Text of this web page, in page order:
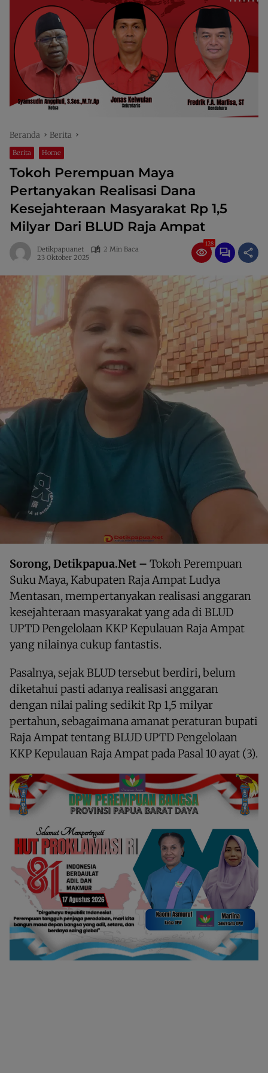
Beranda Berita
Berita Home
Tokoh Perempuan Maya
Pertanyakan Realisasi Dana
Kesejahteraan Masyarakat Rp 1,5
Milyar Dari BLUD Raja Ampat
Detikpapuanet
2 Min Baca
23 Oktober 2025
128
Sorong, Detikpapua.Net – Tokoh Perempuan
Suku Maya, Kabupaten Raja Ampat Ludya
Mentasan, mempertanyakan realisasi anggaran
kesejahteraan masyarakat yang ada di BLUD
UPTD Pengelolaan KKP Kepulauan Raja Ampat
yang nilainya cukup fantastis.
Pasalnya, sejak BLUD tersebut berdiri, belum
diketahui pasti adanya realisasi anggaran
dengan nilai paling sedikit Rp 1,5 milyar
pertahun, sebagaimana amanat peraturan bupati
Raja Ampat tentang BLUD UPTD Pengelolaan
KKP Kepulauan Raja Ampat pada Pasal 10 ayat (3).